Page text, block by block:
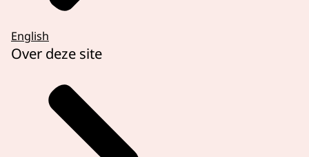
English
Over deze site